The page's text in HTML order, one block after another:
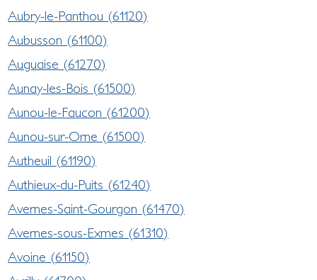
Aubry-le-Panthou (61120)
Aubusson (61100)
Auguaise (61270)
Aunay-les-Bois (61500)
Aunou-le-Faucon (61200)
Aunou-sur-Orne (61500)
Autheuil (61190)
Authieux-du-Puits (61240)
Avernes-Saint-Gourgon (61470)
Avernes-sous-Exmes (61310)
Avoine (61150)